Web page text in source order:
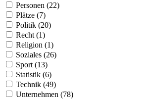
Personen (22)
Plätze (7)
Politik (20)
Recht (1)
Religion (1)
Soziales (26)
Sport (13)
Statistik (6)
Technik (49)
Unternehmen (78)